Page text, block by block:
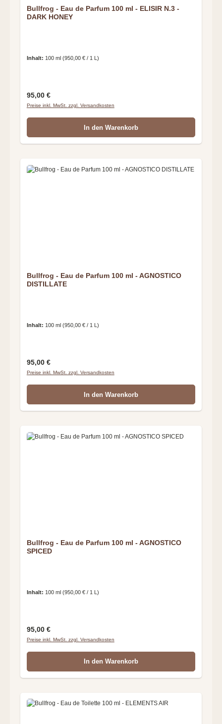
Bullfrog - Eau de Parfum 100 ml - ELISIR N.3 -
DARK HONEY
Inhalt: 100 ml (950,00 € / 1 L)
Regulärer Preis:
95,00 €
Preise inkl. MwSt. zzgl. Versandkosten
In den Warenkorb
Bullfrog - Eau de Parfum 100 ml - AGNOSTICO
DISTILLATE
Inhalt: 100 ml (950,00 € / 1 L)
Regulärer Preis:
95,00 €
Preise inkl. MwSt. zzgl. Versandkosten
In den Warenkorb
Bullfrog - Eau de Parfum 100 ml - AGNOSTICO
SPICED
Inhalt: 100 ml (950,00 € / 1 L)
Regulärer Preis:
95,00 €
Preise inkl. MwSt. zzgl. Versandkosten
In den Warenkorb